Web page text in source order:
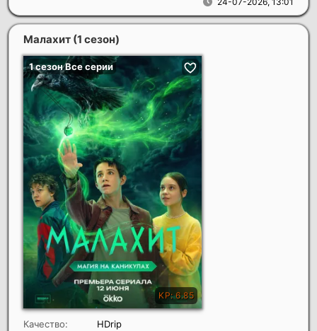
Малахит (1 сезон)
Качество:
HDrip